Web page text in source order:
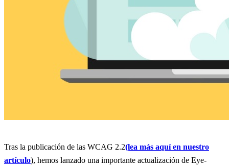
Tras la publicación de las WCAG 2.2(lea más aquí en nuestro
artículo), hemos lanzado una importante actualización de Eye-